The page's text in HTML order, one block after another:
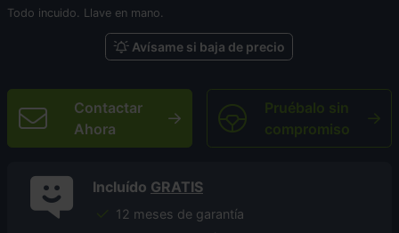
Todo incuido. Llave en mano.
Avísame si baja de precio
Contactar
Ahora
Pruébalo sin
compromiso
Incluído GRATIS
12 meses de garantía